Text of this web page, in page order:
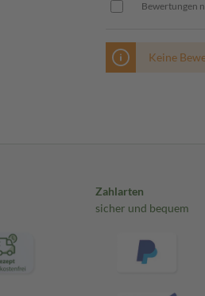
Bewertungen
Keine
Zahlarten
sicher und bequem